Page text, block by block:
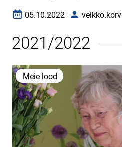
Loomise kuupäev
05.10.2022 Autorveikko.korv
2021/2022
Meie lood